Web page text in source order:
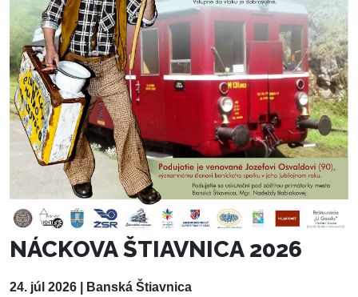
NÁCKOVA ŠTIAVNICA 2026
24. júl 2026 | Banská Štiavnica